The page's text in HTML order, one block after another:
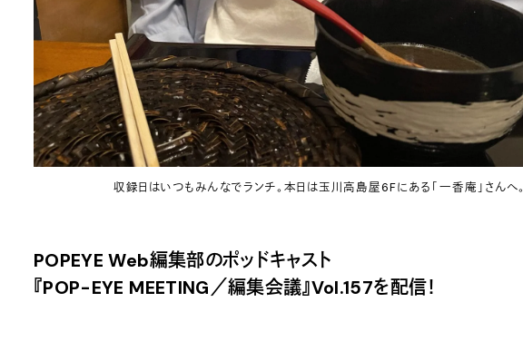
収録日はいつもみんなでランチ。本日は玉川高島屋6Fにある「一香庵」さんへ。
POPEYE Web編集部のポッドキャスト
『POP-EYE MEETING／編集会議』Vol.157を配信！